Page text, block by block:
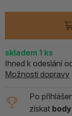
skladem 1 ks
Ihned k odeslání
Možnosti dopravy
Po
získat body